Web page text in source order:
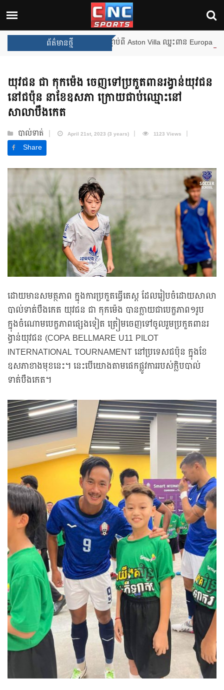
ព័ត៌មានថ្មី
ឈ្នះពានរង្វាន់បន្ថែមទៀត បន្ទាប់ពី Aston Villa ឈ្នះពាន Europa League
យុវជន ជា កុកម៉េង ចេញទៅប្រកួតពានរង្វាន់យុវជន
នៅជប៉ុន នាខែឧសភា ក្រោយជាប់ឈ្មោះនៅ
សាលាបឹងកេត
បាល់ទាត់ April 21st, 2023 (3 years) 1123 Views
Share
ដោយមានសមត្ថភាព ក្នុងការប្រកួតធ្វើតេស្ត ដែលរៀបចំដោយសាលា
បាល់ទាត់បឹងកេត យុវជន ជា កុកម៉េង បានក្លាយជាបេក្ខភាព១រូប
ក្នុងចំណោមបេក្ខភាពផ្សេងទៀត ត្រៀមចេញទៅចូលរួមប្រកួតពានរ
ង្វាន់យុវជន (COPA BELLMARE U11 PILOT
INTERNATIONAL TOURNAMENT នៅប្រទេសជប៉ុន ក្នុងខែ
ឧសភាខាងមុខនេះ។ នេះបើយោងតាមផេកផ្លូវការរបស់ក្លិបបាល់
ទាត់បឹងកេត។